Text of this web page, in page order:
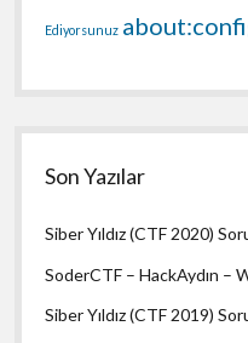
Ediyorsunuz
Son Yazılar
Siber Yıldız (CTF 2020)
SoderCTF – HackAydın –
Siber Yıldız (CTF 2019)